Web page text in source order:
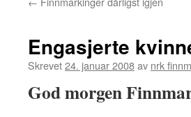
Engasjerte
Skrevet24. januar 2008av nrk
God morgen